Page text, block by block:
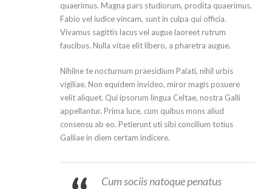
quaerimus. Magna pars studiorum, prodita quaerimus.
Fabio vel iudice vincam, sunt in culpa qui officia.
Vivamus sagittis lacus vel augue laoreet rutrum
faucibus. Nulla vitae elit libero, a pharetra augue.
Nihilne te nocturnum praesidium Palati, nihil urbis
vigiliae. Non equidem invideo, miror magis posuere
velit aliquet. Qui ipsorum lingua Celtae, nostra Galli
appellantur. Prima luce, cum quibus mons aliud
consensu ab eo. Petierunt uti sibi concilium totius
Galliae in diem certam indicere.
Cum sociis natoque penatus